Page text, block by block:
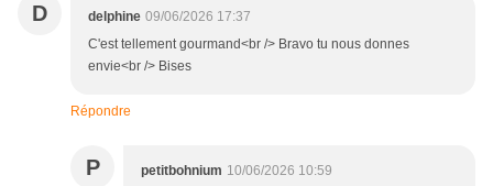
D delphine 09/06/2026 17:37
C'est tellement gourmand<br /> Bravo tu nous donnes
envie<br /> Bises
Répondre
P petitbohnium 10/06/2026 10:59